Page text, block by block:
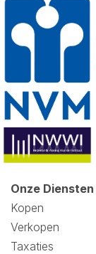
Onze Diensten
Kopen
Verkopen
Taxaties